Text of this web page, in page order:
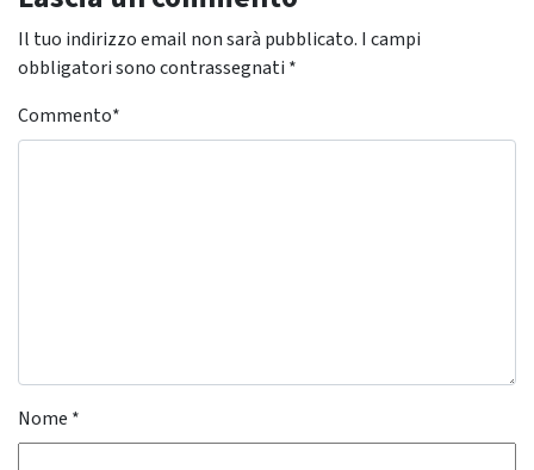
Il tuo indirizzo email non sarà pubblicato. I campi
obbligatori sono contrassegnati *
Commento*
Nome *